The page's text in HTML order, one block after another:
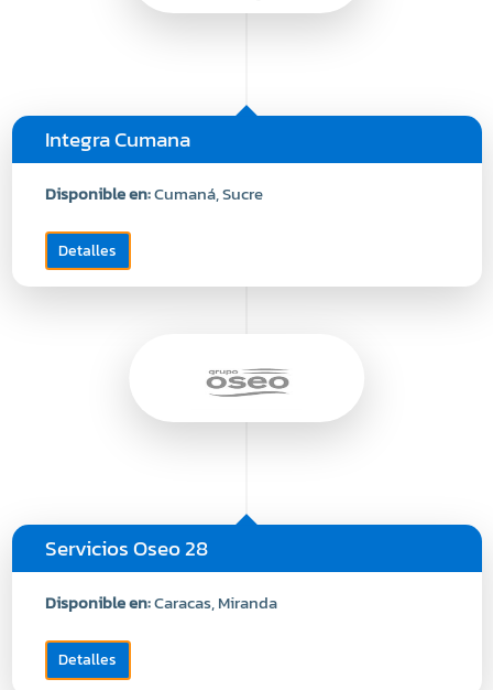
Integra Cumana
Disponible en:Cumaná, Sucre
Detalles
Servicios Oseo 28
Disponible en:Caracas, Miranda
Detalles